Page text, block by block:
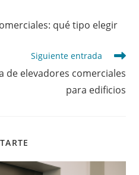
qué tipo elegir
Siguiente entrada
de elevadores comerciales
para edificios